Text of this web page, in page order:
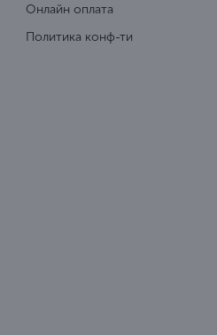
Онлайн оплата
Политика конф-ти